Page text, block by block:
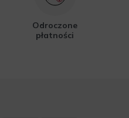
Odroczone
płatności